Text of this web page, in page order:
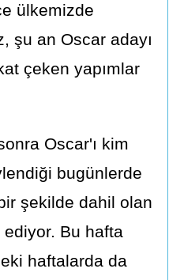
ülkemizde
şu an Oscar adayı
çeken yapımlar
Oscar'ı kim
bugünlerde
şekilde dahil olan
Bu hafta
haftalarda da